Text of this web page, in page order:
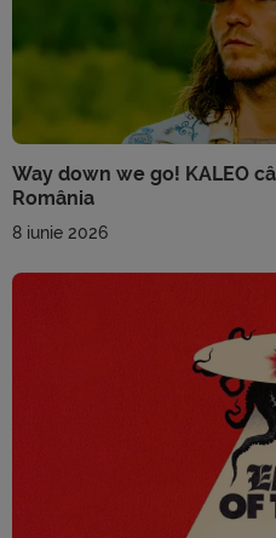
Way down we go! KALEO
România
8 iunie 2026